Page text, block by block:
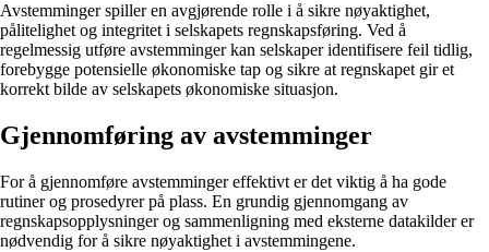
Avstemminger spiller en avgjørende rolle i å sikre nøyaktighet,
pålitelighet og integritet i selskapets regnskapsføring. Ved å
regelmessig utføre avstemminger kan selskaper identifisere feil tidlig,
forebygge potensielle økonomiske tap og sikre at regnskapet gir et
korrekt bilde av selskapets økonomiske situasjon.
Gjennomføring av avstemminger
For å gjennomføre avstemminger effektivt er det viktig å ha gode
rutiner og prosedyrer på plass. En grundig gjennomgang av
regnskapsopplysninger og sammenligning med eksterne datakilder er
nødvendig for å sikre nøyaktighet i avstemmingene.